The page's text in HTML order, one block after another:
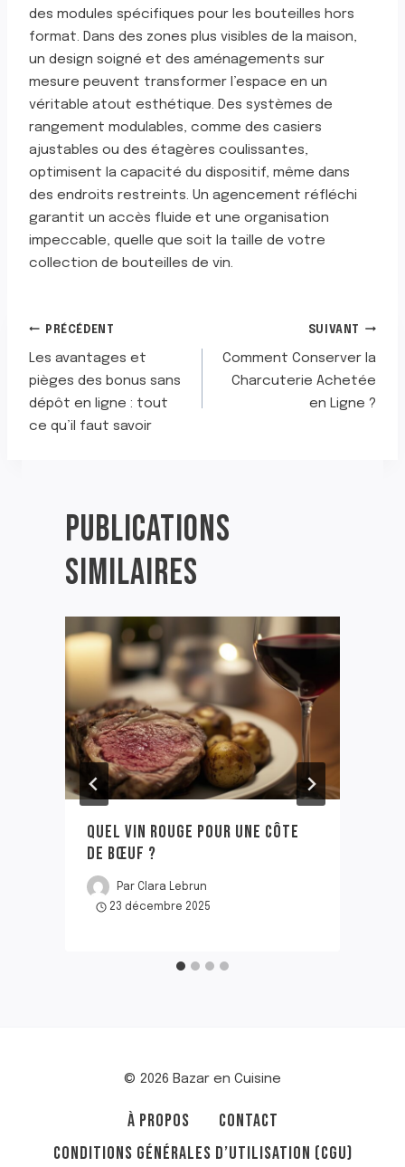
des modules spécifiques pour les bouteilles hors
format. Dans des zones plus visibles de la maison,
un design soigné et des aménagements sur
mesure peuvent transformer l’espace en un
véritable atout esthétique. Des systèmes de
rangement modulables, comme des casiers
ajustables ou des étagères coulissantes,
optimisent la capacité du dispositif, même dans
des endroits restreints. Un agencement réfléchi
garantit un accès fluide et une organisation
impeccable, quelle que soit la taille de votre
collection de bouteilles de vin.
NAVIGATION
DE
L’ARTICLE
PRÉCÉDENT
Les avantages et
pièges des bonus sans
dépôt en ligne : tout
ce qu’il faut savoir
SUIVANT
Comment Conserver la
Charcuterie Achetée
en Ligne ?
PUBLICATIONS
SIMILAIRES
QUEL VIN ROUGE POUR UNE CÔTE
DE BŒUF ?
Par Clara Lebrun
23 décembre 2025
© 2026 Bazar en Cuisine
À PROPOS
CONTACT
CONDITIONS GÉNÉRALES D’UTILISATION (CGU)